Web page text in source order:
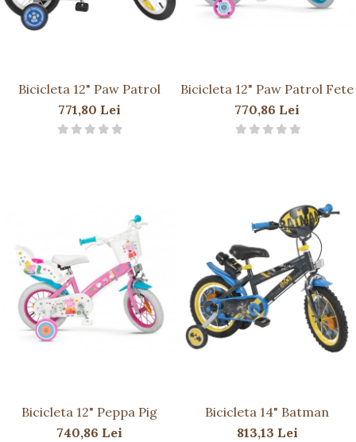
Bicicleta 12" Paw Patrol
771,80 Lei
Bicicleta 12" Paw Patrol Fete
770,86 Lei
Bicicleta 12" Peppa Pig
740,86 Lei
Bicicleta 14" Batman
813,13 Lei